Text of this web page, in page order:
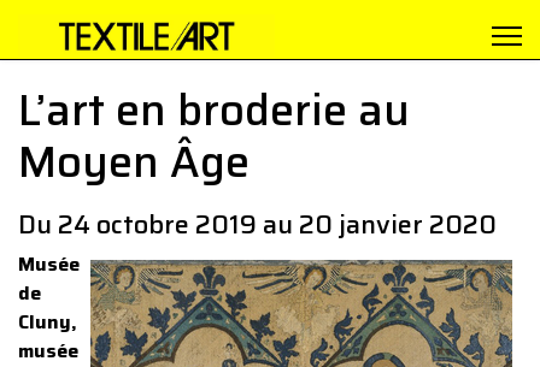
L’art en broderie au
Moyen Âge
Du 24 octobre 2019 au 20 janvier 2020
Musée
de
Cluny,
musée